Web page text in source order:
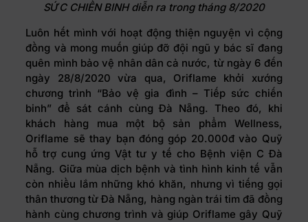
SỨC CHIẾN BINH diễn ra trong tháng 8/2020
Luôn hết mình với hoạt động thiện nguyện vì cộng
đồng và mong muốn giúp đỡ đội ngũ y bác sĩ đang
quên mình bảo vệ nhân dân cả nước, từ ngày 6 đến
ngày 28/8/2020 vừa qua, Oriflame khởi xướng
chương trình “Bảo vệ gia đình – Tiếp sức chiến
binh” để sát cánh cùng Đà Nẵng. Theo đó, khi
khách hàng mua một bộ sản phẩm Wellness,
Oriflame sẽ thay bạn đóng góp 20.000đ vào Quỹ
hỗ trợ cung ứng Vật tư y tế cho Bệnh viện C Đà
Nẵng. Giữa mùa dịch bệnh và tình hình kinh tế vẫn
còn nhiều lắm những khó khăn, nhưng vì tiếng gọi
thân thương từ Đà Nẵng, hàng ngàn trái tim đã đồng
hành cùng chương trình và giúp Oriflame gây Quỹ